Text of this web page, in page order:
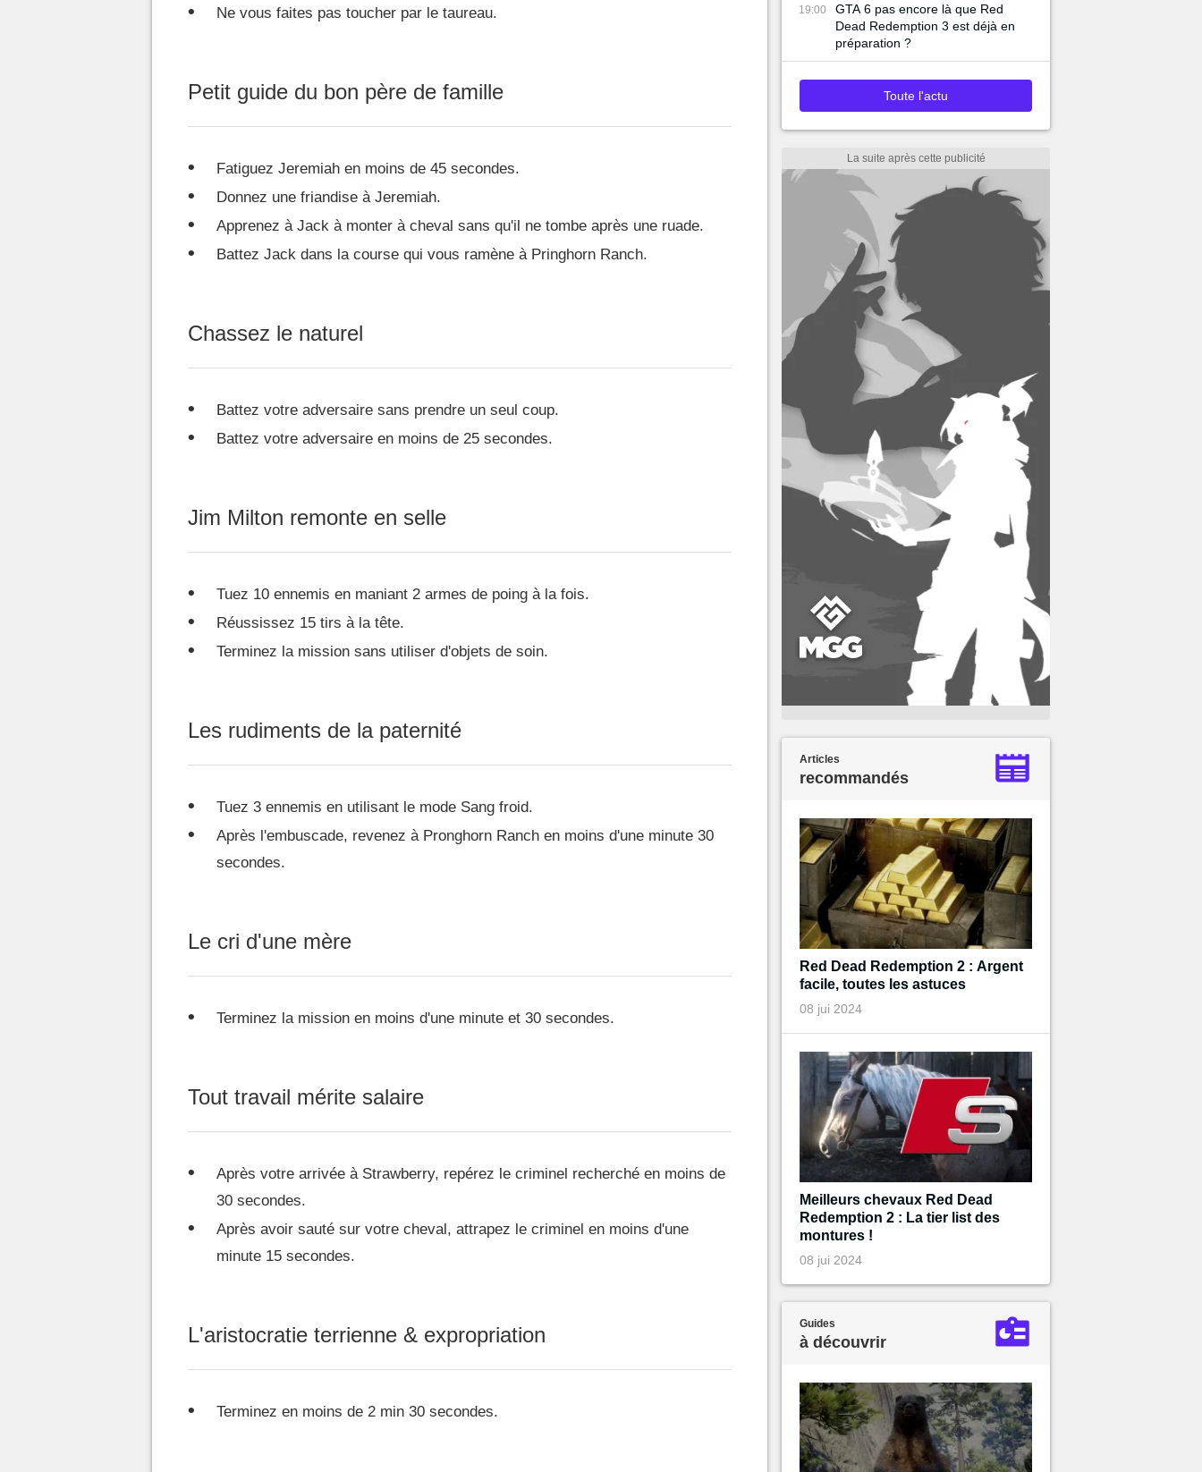
Ne vous faites pas toucher par le taureau.
Petit guide du bon père de famille
Fatiguez Jeremiah en moins de 45 secondes.
Donnez une friandise à Jeremiah.
Apprenez à Jack à monter à cheval sans qu'il ne tombe après une ruade.
Battez Jack dans la course qui vous ramène à Pringhorn Ranch.
Chassez le naturel
Battez votre adversaire sans prendre un seul coup.
Battez votre adversaire en moins de 25 secondes.
Jim Milton remonte en selle
Tuez 10 ennemis en maniant 2 armes de poing à la fois.
Réussissez 15 tirs à la tête.
Terminez la mission sans utiliser d'objets de soin.
Les rudiments de la paternité
Tuez 3 ennemis en utilisant le mode Sang froid.
Après l'embuscade, revenez à Pronghorn Ranch en moins d'une minute 30
secondes.
Le cri d'une mère
Terminez la mission en moins d'une minute et 30 secondes.
Tout travail mérite salaire
Après votre arrivée à Strawberry, repérez le criminel recherché en moins de
30 secondes.
Après avoir sauté sur votre cheval, attrapez le criminel en moins d'une
minute 15 secondes.
L'aristocratie terrienne & expropriation
Terminez en moins de 2 min 30 secondes.
19:00
GTA 6 pas encore là que Red
Dead Redemption 3 est déjà en
préparation ?
Toute l'actu
Articles
recommandés
Red Dead Redemption 2 : Argent
facile, toutes les astuces
08 jui 2024
Meilleurs chevaux Red Dead
Redemption 2 : La tier list des
montures !
08 jui 2024
Guides
à découvrir